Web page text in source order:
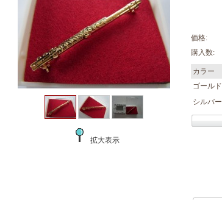
拡大表示
価格:
購入数:
カラー
ゴールド
シルバー